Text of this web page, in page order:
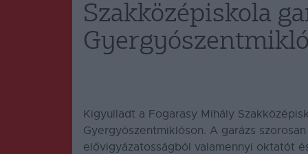
Szakközépiskola
Kigyulladt a Fogarasy Mihály
Gyergyószentmiklóson. A garázs
elővigyázatosságból valamennyi oktatót